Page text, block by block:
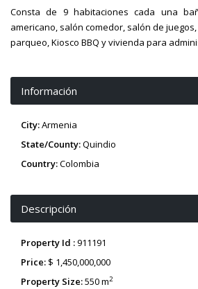
Consta de 9 habitaciones cada una
americano, salón comedor, salón de
parqueo, Kiosco BBQ y vivienda para
Información
City:Armenia
State/County:Quindio
Country:Colombia
Descripción
Property Id :911191
Price: $ 1,450,000,000
Property Size:550 m2